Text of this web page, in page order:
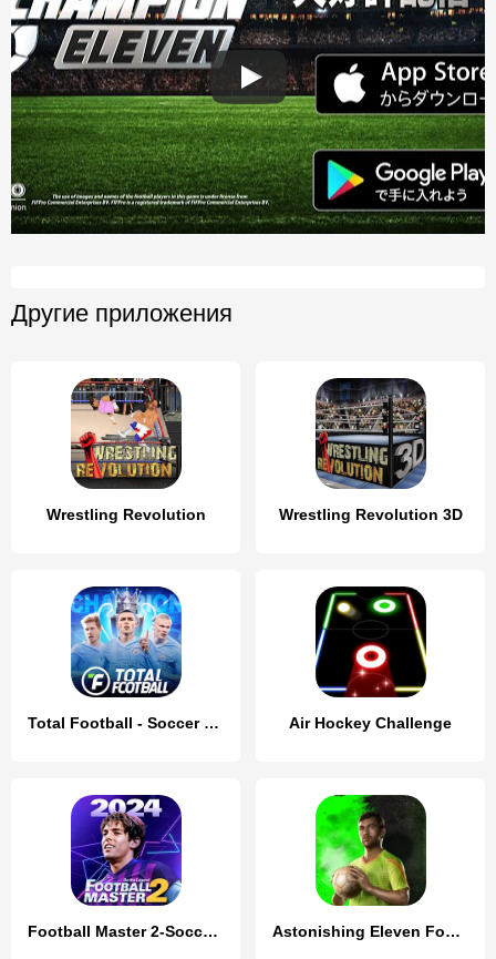
Другие приложения
Wrestling Revolution Wrestling Revolution 3D
Total Football - Soccer Game Air Hockey Challenge
Football Master 2-Soccer Star Astonishing Eleven Football